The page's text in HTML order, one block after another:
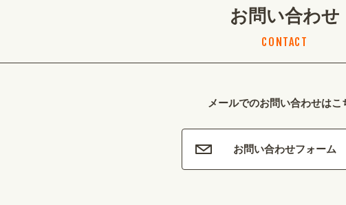
お問い合わせ
CONTACT
メールでのお問い合わせはこ
お問い合わせフォーム